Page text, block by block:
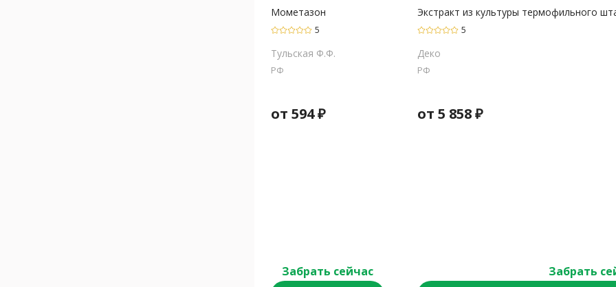
Мометазон
5
Тульская Ф.Ф.
РФ
от 594₽
Забрать сейчас
Экстракт из культуры термофильного
5
Деко
РФ
от 5 858₽
Забрать